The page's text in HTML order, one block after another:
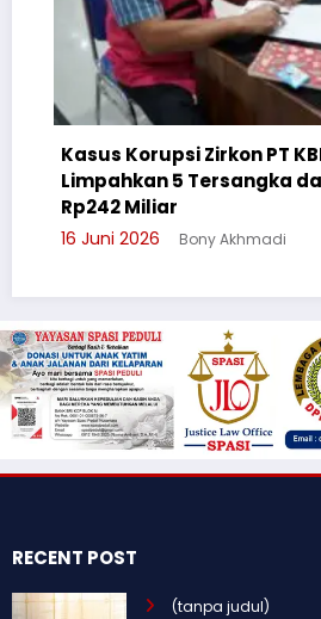
Kasus Korupsi Zirkon PT
Limpahkan 5 Tersangka dan
Rp242 Miliar
16 Juni 2026 Bony Akhmadi
RECENT POST
(tanpa judul)